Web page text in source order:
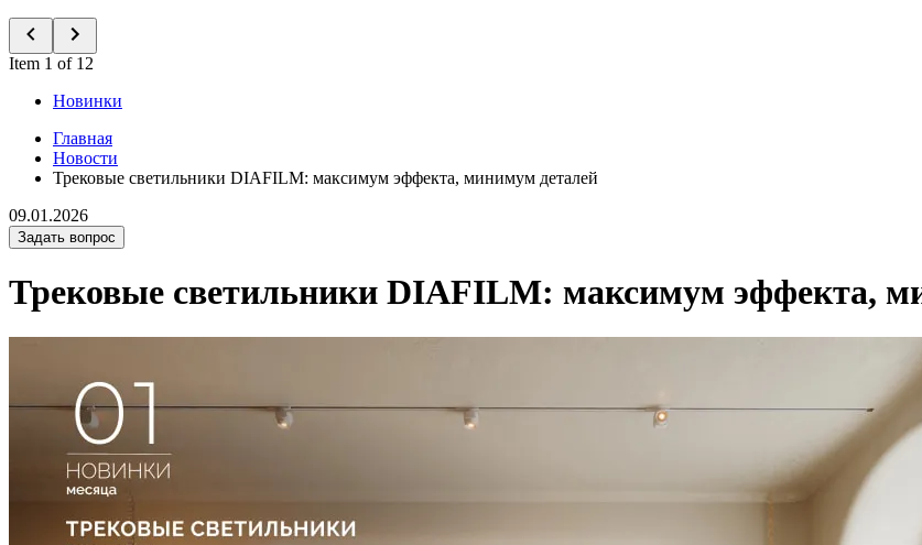
Item 1 of 12
Новинки
Главная
Новости
Трековые светильники DIAFILM: максимум эффекта, минимум деталей
09.01.2026
Задать вопрос
Трековые светильники DIAFILM: максимум эффекта,